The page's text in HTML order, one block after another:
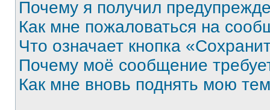
Почему я получил
Как мне пожаловаться на
Что означает кнопка
Почему моё сообщение
Как мне вновь поднять мою